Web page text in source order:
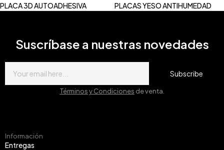
PLACA 3D AUTOADHESIVA
PLACAS YESO ANTIHUMEDAD
Suscríbase a nuestras novedades
Subscribe
Términos y Condiciones de venta.
Información
Entregas